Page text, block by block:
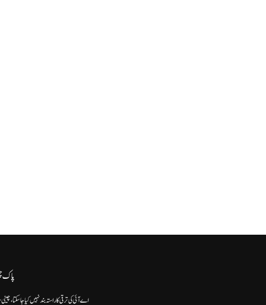
پاک
اے آئی کی ترقی کا راستہ بند نہیں کیا جا سکتا،